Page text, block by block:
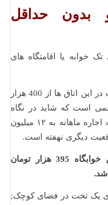
بدون حداقل
خوابه یا اقامتگاه های
قیمت کف برای هر شب اقامت در این اتاق ها از 400 هزار
است که شاید در نگاه
اول وسوسه انگیز باشد چرا که اجاره ماهانه به ۱۲ میلیون
دیگری نهفته است.
هزینه اقامت هر شب در این خوابگاه 395 هزار تومان
برای یک تخت در فضای کوچک;